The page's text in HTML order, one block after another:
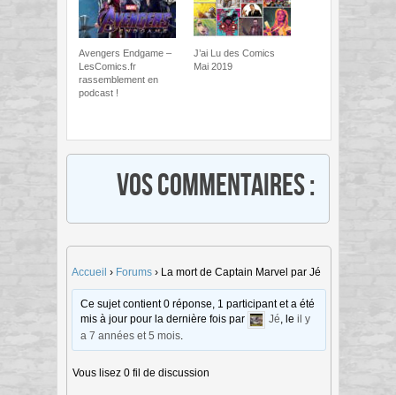
Avengers Endgame –
LesComics.fr
rassemblement en
podcast !
J’ai Lu des Comics
Mai 2019
Vos commentaires :
Accueil › Forums › La mort de Captain Marvel par Jé
Ce sujet contient 0 réponse, 1 participant et a été
mis à jour pour la dernière fois par
Jé, leil y
a 7 années et 5 mois.
Vous lisez 0 fil de discussion